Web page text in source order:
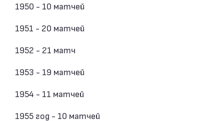
1950 - 10 матчей
1951 - 20 матчей
1952 - 21 матч
1953 - 19 матчей
1954 - 11 матчей
1955 год - 10 матчей